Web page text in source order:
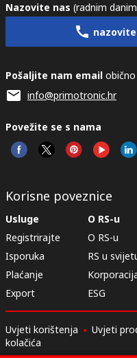
Nazovite nas (radnim
Pošaljite nam email
info@primotronic.hr
Povežite se s nama
Korisne poveznice
Usluge
Registrirajte
Isporuka
Plaćanje
Export
O RS-u
O RS-u
RS u
ESG
Uvjeti korištenja Uvjeti
kolačića